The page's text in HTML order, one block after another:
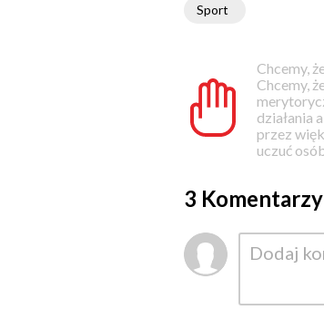
Sport
Chcemy,
Chcemy,
działania
przez
uczuć
3 Komentarzy